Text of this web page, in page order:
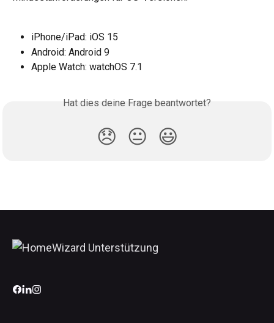
iPhone/iPad: iOS 15
Android: Android 9
Apple Watch: watchOS 7.1
Hat dies deine Frage beantwortet?
😞 😐 😃